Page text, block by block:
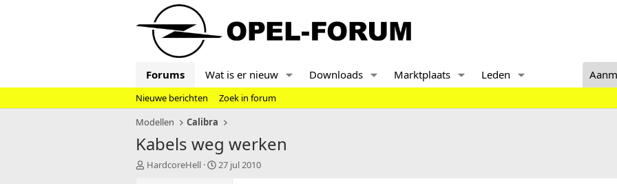
Forums Wat is er nieuw Downloads Marktplaats Leden
Nieuwe berichten
Zoek in forum
Modellen
Calibra
Kabels weg werken
T
HardcoreHell
S
27 jul 2010